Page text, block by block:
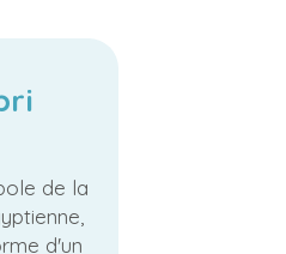
de la
d'un